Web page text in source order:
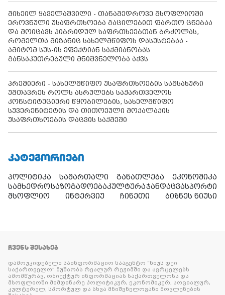
მიხეილ ყაველაშვილი - თანამედროვე მსოფლიოში
ეროვნული უსაფრთხოება გაცილებით ფართო ცნებაა
და მოიცავს ჰიბრიდულ საფრთხეებთან ბრძოლას,
რომელთა მიზანიც სახელმწიფოს დასუსტებაა -
ამიტომ სუს-ის ეფექტიან საქმიანობას
განსაკუთრებული მნიშვნელობა აქვს
პრემიერი - სახელმწიფო უსაფრთხოების სამსახური
უმთავრეს როლს ასრულებს საქართველოს
კონსტიტუციური წყობილების, სახელმწიფო
სუვერენიტეტის და თითოეული მოქალაქის
უსაფრთხოების დაცვის საქმეში
ᲙᲐᲢᲔᲒᲝᲠᲘᲔᲑᲘ
პოლიტიკა სამართალი განათლება
ეკონომიკა
სამხედროსაზოგადოებაკულტურაჯანდაცვასპორტი
მსოფლიო
ინტერვიუ ჩინეთი ბიზნეს ნიუსი
ᲩᲕᲔᲜᲡ ᲨᲔᲡᲐᲮᲔᲑ
დამოუკიდებელი საინფორმაციო სააგენტო “ნიუს დეი
საქართველო” მუშაობს რეალურ რეჟიმში და ავრცელებს
ამომწურავ, ობიექტურ ინფორმაციას საქართველოსა და
მსოფლიოში მიმდინარე პოლიტიკურ, ეკონომიკურ, სოციალურ,
კულტურულ, სპორტულ და სხვა მნიშვნელოვანი მოვლენების